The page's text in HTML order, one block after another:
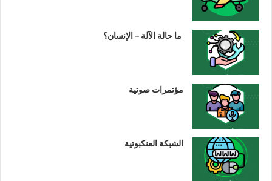
ما حالة الآلة – الإنسان؟
مؤتمرات صوتية
الشبكة العنكبوتية